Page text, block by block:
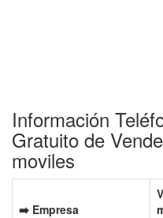
Información
Gratuito de
moviles
➡️ Empresa